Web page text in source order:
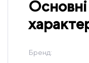
Основні
Бренд: